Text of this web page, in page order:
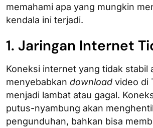
memahami apa yang mungkin
kendala ini terjadi.
1. Jaringan Internet
Koneksi internet yang tidak stabil
menyebabkan download video di
menjadi lambat atau gagal.
putus-nyambung akan
pengunduhan, bahkan bisa